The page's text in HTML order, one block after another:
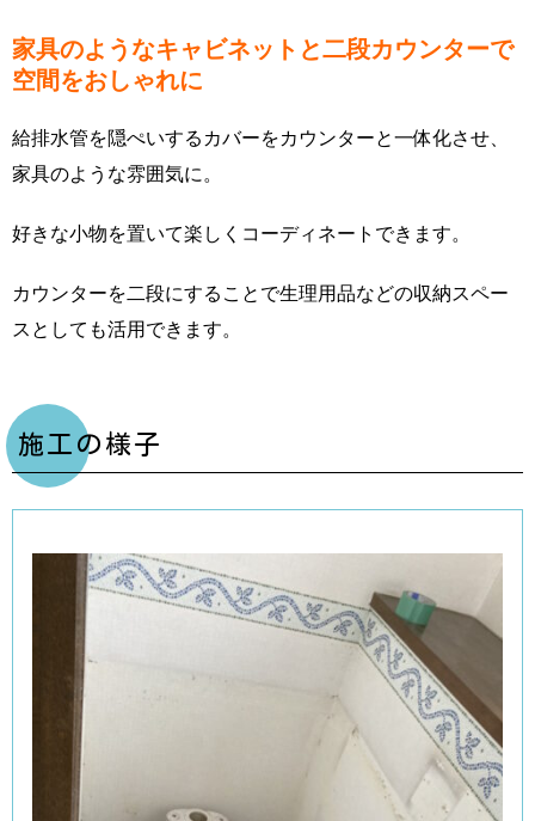
家具のようなキャビネットと二段カウンターで
空間をおしゃれに
給排水管を隠ぺいするカバーをカウンターと一体化させ、
家具のような雰囲気に。
好きな小物を置いて楽しくコーディネートできます。
カウンターを二段にすることで生理用品などの収納スペー
スとしても活用できます。
施工の様子